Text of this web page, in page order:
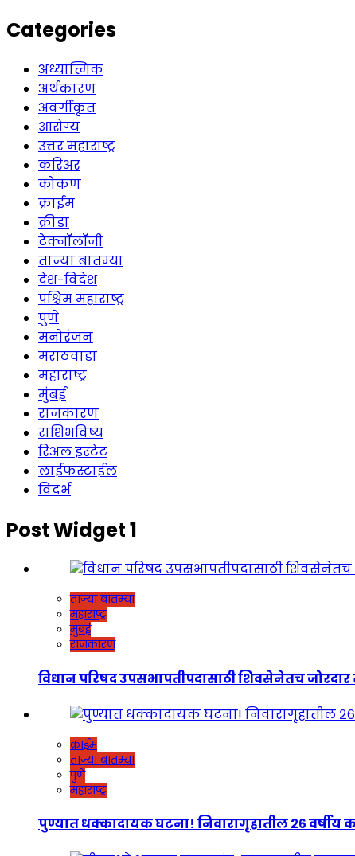
Categories
अध्यात्मिक
अर्थकारण
अवर्गीकृत
आरोग्य
उत्तर महाराष्ट्र
करिअर
कोकण
क्राईम
क्रीडा
टेक्नॉलॉजी
ताज्या बातम्या
देश-विदेश
पश्चिम महाराष्ट्र
पुणे
मनोरंजन
मराठवाडा
महाराष्ट्र
मुंबई
राजकारण
राशिभविष्य
रिअल इस्टेट
लाईफस्टाईल
विदर्भ
Post Widget 1
ताज्या बातम्या
महाराष्ट्र
मुंबई
राजकारण
विधान परिषद उपसभापतीपदासाठी शिवसेनेतच जोरदार
क्राईम
ताज्या बातम्या
पुणे
महाराष्ट्र
पुण्यात धक्कादायक घटना! निवारागृहातील २६